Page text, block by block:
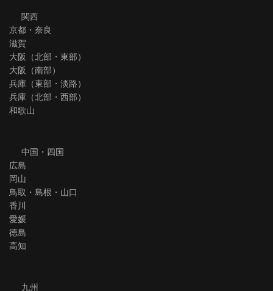
関西
京都・奈良
滋賀
大阪（北部・東部）
大阪（南部）
兵庫（東部・淡路）
兵庫（北部・西部）
和歌山
中国・四国
広島
岡山
鳥取・島根・山口
香川
愛媛
徳島
高知
九州